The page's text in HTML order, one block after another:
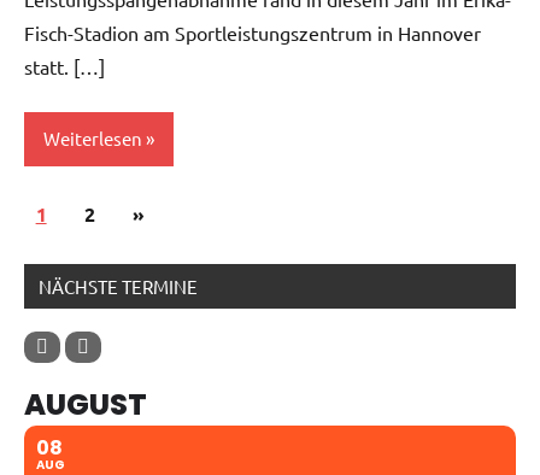
Fisch-Stadion am Sportleistungszentrum in Hannover
statt. […]
Weiterlesen
Allgemein
der
Beiträge
1 2
Nächste
»
NÄCHSTE TERMINE
AUGUST
08
AUG